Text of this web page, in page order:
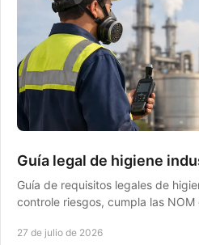
Guía legal de higiene
Guía de requisitos legales de
controle riesgos, cumpla las NOM
27 de julio de 2026